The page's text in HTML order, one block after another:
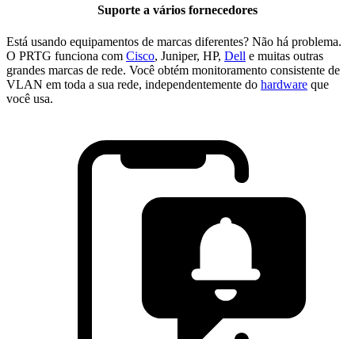
Suporte a vários fornecedores
Está usando equipamentos de marcas diferentes? Não há problema.
O PRTG funciona com Cisco, Juniper, HP, Dell e muitas outras
grandes marcas de rede. Você obtém monitoramento consistente de
VLAN em toda a sua rede, independentemente do hardware que
você usa.